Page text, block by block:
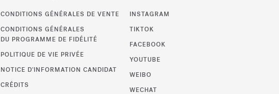
CONDITIONS GÉNÉRALES DE VENTE
CONDITIONS GÉNÉRALES
DU PROGRAMME DE FIDÉLITÉ
POLITIQUE DE VIE PRIVÉE
NOTICE D'INFORMATION CANDIDAT
CRÉDITS
INSTAGRAM
TIKTOK
FACEBOOK
YOUTUBE
WEIBO
WECHAT